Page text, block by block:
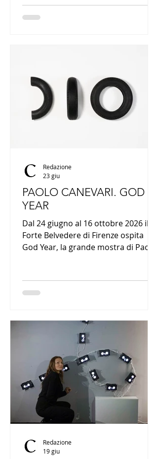
e materiali d'archivio.
PAOLO CANEVARI. GOD
YEAR
Dal 24 giugno al 16 ottobre 2026 il
Forte Belvedere di Firenze ospita
God Year, la grande mostra di Paolo
video e opere realizzate con
materiali industriali come la gomma
temi quali potere, religione, guerra,
memoria e controllo sociale,
costruendo una riflessione critica
sulle contraddizioni del mondo
contemporaneo.
Redazione
23 giu
Redazione
19 giu